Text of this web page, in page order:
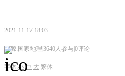
2021-11-17 18:03
来源:国家地理 3640人参与0评论
字体:小 中 大 繁体